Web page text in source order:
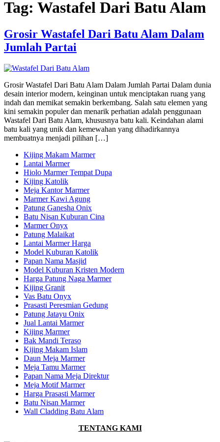
Tag: Wastafel Dari Batu Alam
Grosir Wastafel Dari Batu Alam Dalam
Jumlah Partai
Grosir Wastafel Dari Batu Alam Dalam Jumlah Partai Dalam dunia
desain interior modern, keinginan untuk menciptakan ruang yang
indah dan memikat semakin berkembang. Salah satu elemen yang
kini semakin populer dan menarik perhatian adalah penggunaan
Wastafel Dari Batu Alam, khususnya batu kali. Keindahan alami
batu kali yang unik dan kemewahan yang dihadirkannya
membuatnya menjadi pilihan […]
Kijing Makam Marmer
Lantai Marmer
Hiolo Marmer Tempat Dupa
Kijing Katolik
Meja Kantor Marmer
Marmer Kawi Agung
Patung Ganesha Onix
Batu Nisan Kuburan Cina
Marmer Onyx
Patung Malaikat
Lantai Marmer Harga
Model Kuburan Katolik
Papan Nama Masjid
Model Kuburan Kristen Modern
Harga Patung Naga Marmer
Kijing Granit
Vas Batu Onyx
Prasasti Peresmian Gedung
Patung Jatayu Onix
Jual Lantai Marmer
Kijing Marmer
Bak Mandi Teraso
Kijing Makam Islam
Daun Meja Marmer
Meja Tamu Marmer
Papan Nama Meja Direktur
Meja Motif Marmer
Harga Prasasti Marmer
Batu Nisan Marmer
Wall Cladding Batu Alam
TENTANG KAMI